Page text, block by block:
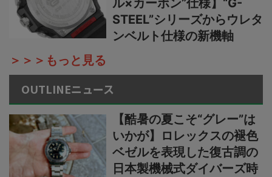
ル×カーボン”仕様】“G-
STEEL”シリーズからウレタ
ンベルト仕様の新機軸
＞＞＞もっと見る
OUTLINEニュース
【酷暑の夏こそ“グレー”は
いかが】ロレックスの褪色
ベゼルを表現した復古調の
日本製機械式ダイバーズ時